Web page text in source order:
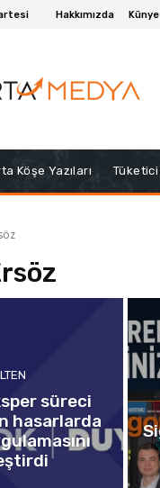
Hakkımızda Künye
Köşe Yazıları
süreci
hasarlarda